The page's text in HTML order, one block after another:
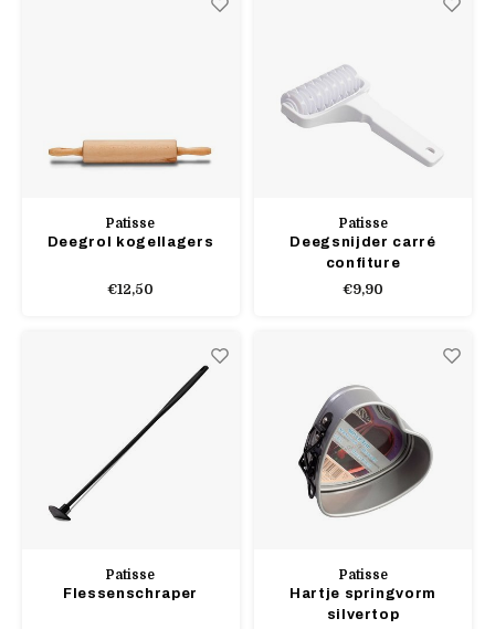
Patisse
Deegrol kogellagers
€12,50
Patisse
Deegsnijder carré
confiture
€9,90
Patisse
Flessenschraper
Patisse
Hartje springvorm
silvertop